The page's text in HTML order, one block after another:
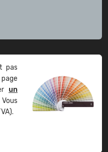
pas
un